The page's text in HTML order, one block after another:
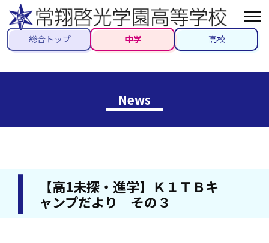
総合トップ 中学 高校
News
【高1未探・進学】Ｋ１ＴＢキ
ャンプだより その３